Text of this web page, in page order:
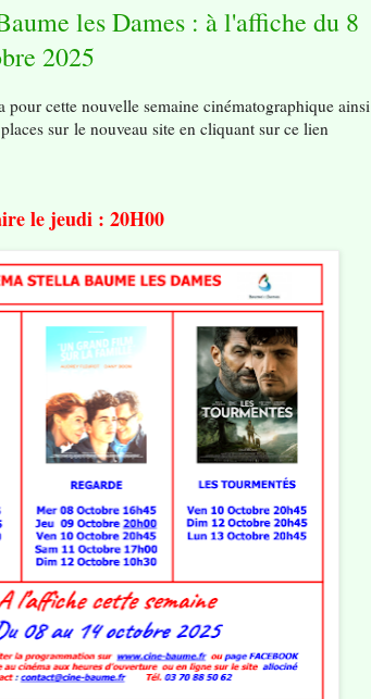
les Dames : à l'affiche du 8
2025
cette nouvelle semaine cinématographique ainsi
sur le nouveau site en cliquant sur ce lien
le jeudi : 20H00